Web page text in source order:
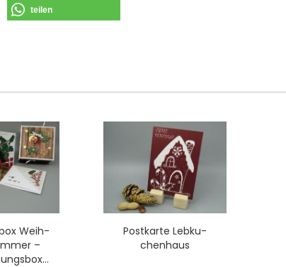
teilen
Weih­
–
Post­kar­te Leb­ku­
chen­haus